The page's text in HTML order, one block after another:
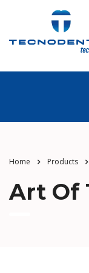
Home Products
Art Of